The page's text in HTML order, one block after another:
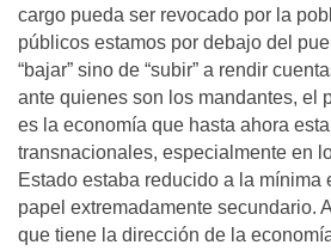
cargo pueda ser revocado por la
públicos estamos por debajo del
“bajar” sino de “subir” a rendir
ante quienes son los mandantes, el
es la economía que hasta ahora
transnacionales, especialmente en
Estado estaba reducido a la mínima
papel extremadamente secundario.
que tiene la dirección de la